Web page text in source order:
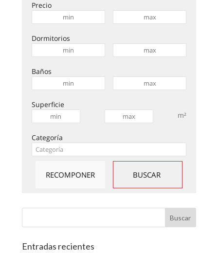
Precio
Dormitorios
Baños
Superficie
m²
Categoría
Entradas recientes